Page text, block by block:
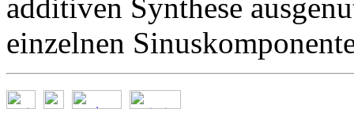
additiven Synthese
einzelnen